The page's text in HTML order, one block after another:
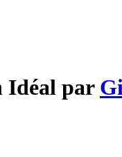
Idéal par